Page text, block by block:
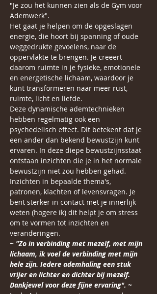
"Je zou het kunnen zien als de Gym voor
Ademwerk".
Het gaat je helpen om de opgeslagen
energie, die hoort bij spanning of oude
weggedrukte gevoelens, naar de
oppervlakte te brengen. Je creëert
daarom ruimte in je fysieke, emotionele
en energetische lichaam, waardoor je
kunt transformeren naar meer rust,
ruimte, licht en liefde.
Deze dynamische ademtechnieken
hebben regelmatig ook een
psychedelisch effect. Dit betekent dat je
een ander dan bekend bewustzijn kunt
ervaren. In deze diepe bewustzijnsstaat
ontstaan inzichten die je in het normale
bewustzijn niet zou hebben gehad.
Inzichten in bepaalde thema's,
patronen, klachten of levensvragen. Je
bent sterker in contact met je innerlijk
weten (hogere ik) dit helpt je om stress
om te vormen tot inzichten en
veranderingen.
~ "Zo in verbinding met mezelf, met mijn
lichaam, ik voel de verbinding met mijn
hele zijn. Iedere ademhaling een stuk
vrijer en lichter en dichter bij mezelf.
Dankjewel voor deze fijne ervaring". ~